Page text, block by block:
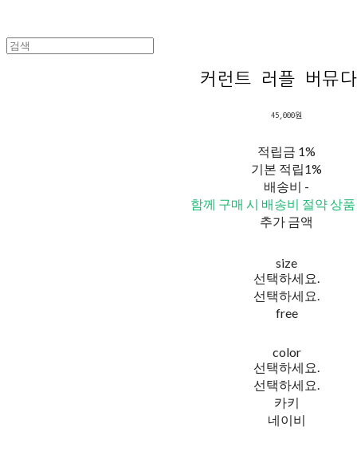
커런트 러플 버뮤
45,000원
적립금 1%
기본 적립1%
배송비 -
함께 구매 시 배송비 절약 상
추가 금액
size
선택하세요.
선택하세요.
free
color
선택하세요.
선택하세요.
카키
네이비